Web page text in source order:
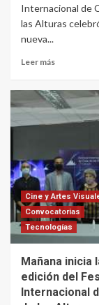
Internacional de
las Alturas
nueva...
Leer más
Cine y Artes
Convocatorias
Tecnologías
Mañana inicia
edición del
Internacional